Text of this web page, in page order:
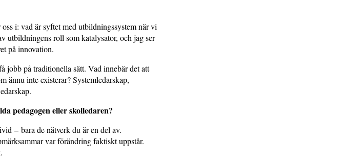
i: vad är syftet med utbildningssystem när vi
utbildningens roll som katalysator, och jag ser
på innovation.
jobb på traditionella sätt. Vad innebär det att
ännu inte existerar? Systemledarskap,
pedagogen eller skolledaren?
– bara de nätverk du är en del av.
var förändring faktiskt uppstår.